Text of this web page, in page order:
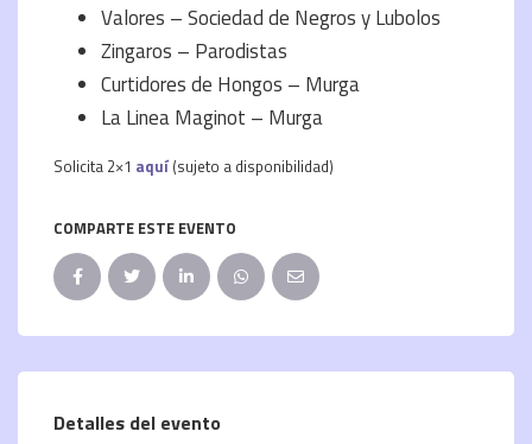
Valores – Sociedad de Negros y Lubolos
Zingaros – Parodistas
Curtidores de Hongos – Murga
La Linea Maginot – Murga
Solicita 2×1 aquí (sujeto a disponibilidad)
COMPARTE ESTE EVENTO
Detalles del evento